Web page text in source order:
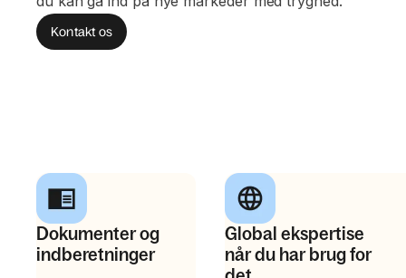
Kontakt os
Dokumenter og
indberetninger
Global ekspertise
når du har brug for